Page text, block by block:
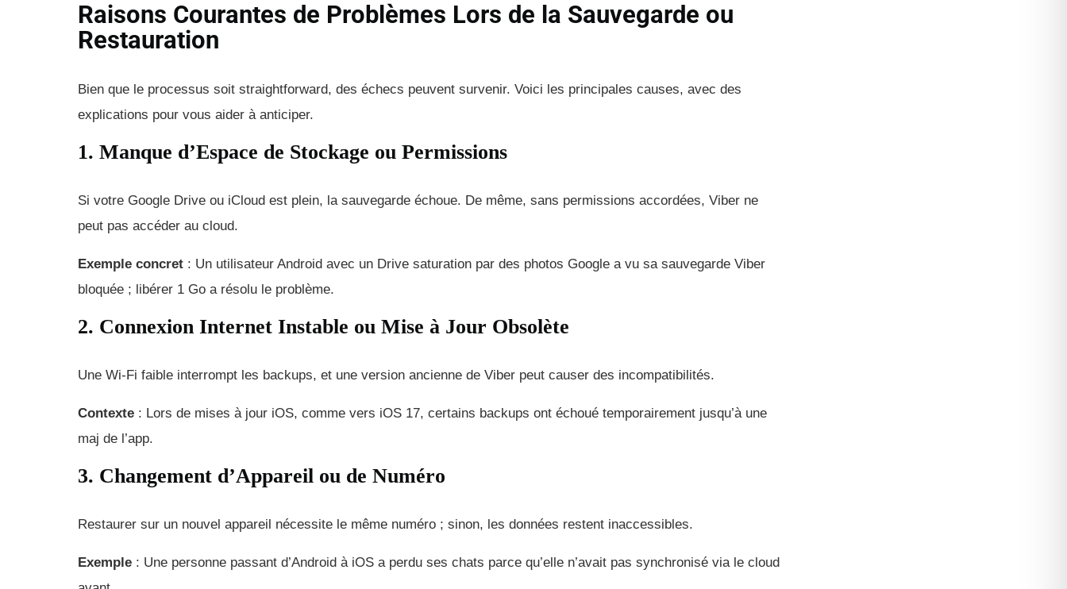
Raisons Courantes de Problèmes Lors de la Sauvegarde ou
Restauration
Bien que le processus soit straightforward, des échecs peuvent survenir. Voici les principales causes, avec des
explications pour vous aider à anticiper.
1. Manque d’Espace de Stockage ou Permissions
Si votre Google Drive ou iCloud est plein, la sauvegarde échoue. De même, sans permissions accordées, Viber ne
peut pas accéder au cloud.
Exemple concret : Un utilisateur Android avec un Drive saturation par des photos Google a vu sa sauvegarde Viber
bloquée ; libérer 1 Go a résolu le problème.
2. Connexion Internet Instable ou Mise à Jour Obsolète
Une Wi-Fi faible interrompt les backups, et une version ancienne de Viber peut causer des incompatibilités.
Contexte : Lors de mises à jour iOS, comme vers iOS 17, certains backups ont échoué temporairement jusqu’à une
maj de l’app.
3. Changement d’Appareil ou de Numéro
Restaurer sur un nouvel appareil nécessite le même numéro ; sinon, les données restent inaccessibles.
Exemple : Une personne passant d’Android à iOS a perdu ses chats parce qu’elle n’avait pas synchronisé via le cloud